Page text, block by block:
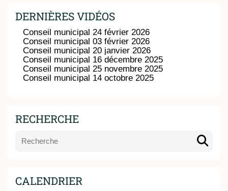
DERNIÈRES VIDÉOS
Conseil municipal 24 février 2026
Conseil municipal 03 février 2026
Conseil municipal 20 janvier 2026
Conseil municipal 16 décembre 2025
Conseil municipal 25 novembre 2025
Conseil municipal 14 octobre 2025
RECHERCHE
CALENDRIER